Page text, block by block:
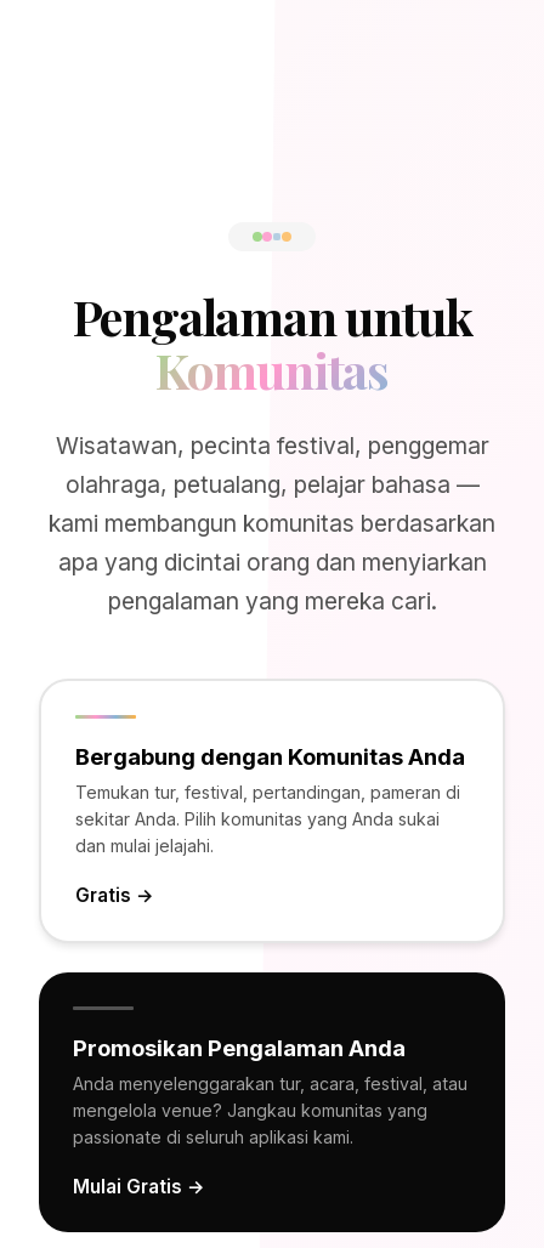
Pengalaman untuk
Komunitas
Wisatawan, pecinta festival, penggemar
olahraga, petualang, pelajar bahasa —
kami membangun komunitas berdasarkan
apa yang dicintai orang dan menyiarkan
pengalaman yang mereka cari.
Bergabung dengan Komunitas Anda
Temukan tur, festival, pertandingan, pameran di
sekitar Anda. Pilih komunitas yang Anda sukai
dan mulai jelajahi.
Gratis →
Promosikan Pengalaman Anda
Anda menyelenggarakan tur, acara, festival, atau
mengelola venue? Jangkau komunitas yang
passionate di seluruh aplikasi kami.
Mulai Gratis →